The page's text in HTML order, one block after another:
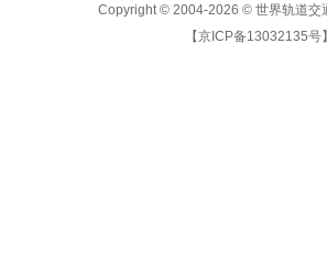
Copyright © 2004-2026 © 世界轨道交
【京ICP备13032135